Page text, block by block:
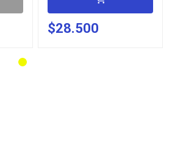
$28.500